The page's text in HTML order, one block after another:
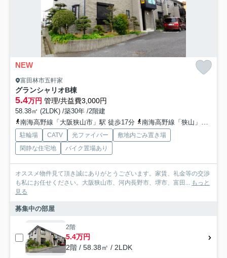
NEW
富田林市五軒家
グランシャリオB棟
5.4万円 管理/共益費3,000円
58.38㎡ (2LDK) /築30年 /2階建
南海高野線「大阪狭山市」駅 徒歩17分
南海高野線「狭山」駅 徒歩20分
駐輪場 CATV 光ファイバー
敷地内ごみ置き場
閑静な住宅地
バイク置場あり
オススメ物件見て頂き誠にありがとうございます。家賃、礼金等の交渉
も私にお任せください。大阪狭山市、河内長野市、堺市、富田... もっと
見る
募集中の部屋
2階
5.4万円
2階 / 58.38㎡ / 2LDK